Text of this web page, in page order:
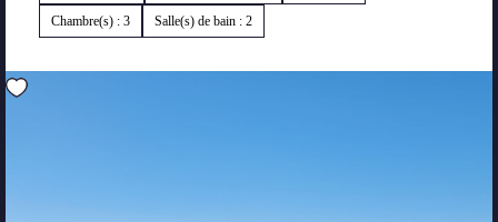
Chambre(s) : 3 Salle(s) de bain : 2